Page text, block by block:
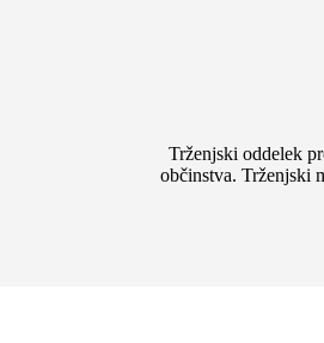
Trženjski oddelek
občinstva. Trženjski